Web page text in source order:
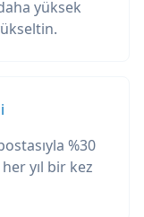
yüksek
%30
yıl bir kez